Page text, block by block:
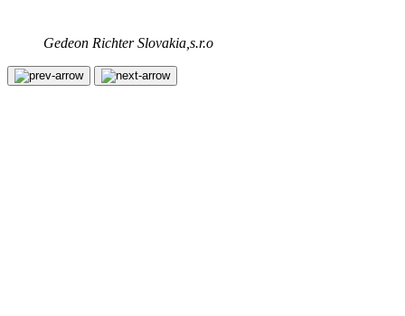
Gedeon Richter Slovakia,s.r.o